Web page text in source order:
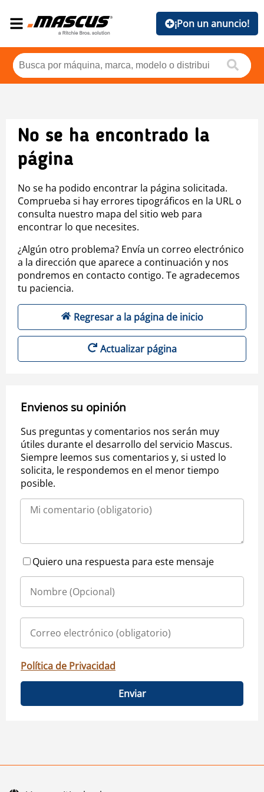
¡Pon un anuncio!
No se ha encontrado la
página
No se ha podido encontrar la página solicitada.
Comprueba si hay errores tipográficos en la URL o
consulta nuestro mapa del sitio web para
encontrar lo que necesites.
¿Algún otro problema? Envía un correo electrónico
a la dirección que aparece a continuación y nos
pondremos en contacto contigo. Te agradecemos
tu paciencia.
Regresar a la página de inicio
Actualizar página
Envienos su opinión
Sus preguntas y comentarios nos serán muy
útiles durante el desarrollo del servicio Mascus.
Siempre leemos sus comentarios y, si usted lo
solicita, le respondemos en el menor tiempo
posible.
Quiero una respuesta para este mensaje
Política de Privacidad
Enviar